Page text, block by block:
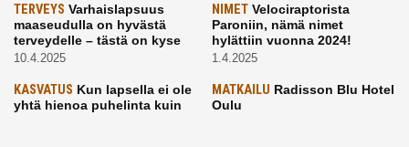
TERVEYS Varhaislapsuus
maaseudulla on hyvästä
terveydelle – tästä on kyse
10.4.2025
NIMETVelociraptorista
Paroniin, nämä nimet
hylättiin vuonna 2024!
1.4.2025
KASVATUS Kun lapsella ei ole
yhtä hienoa puhelinta kuin
MATKAILU Radisson Blu Hotel
Oulu